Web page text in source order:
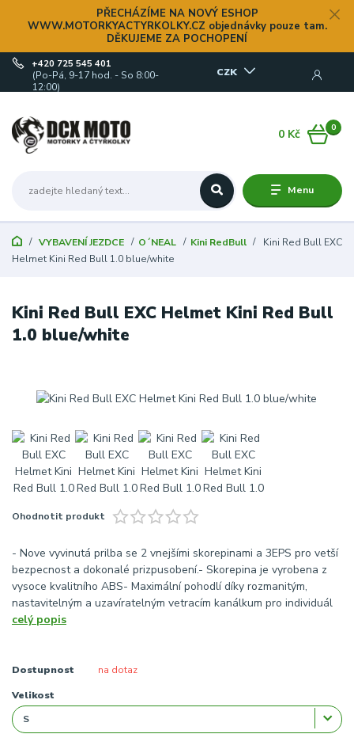
PŘECHÁZÍME NA NOVÝ ESHOP
WWW.MOTORKYACTYRKOLKY.CZ objednávky pouze tam.
DĚKUJEME ZA POCHOPENÍ
Menu
CZK
+420 725 545 401
(Po-Pá, 9-17 hod. - So 8:00-
12:00)
0
0 Kč
VYBAVENÍ JEZDCE O´NEAL Kini RedBull
Kini Red Bull EXC
Helmet Kini Red Bull 1.0 blue/white
Kini Red Bull EXC Helmet Kini Red Bull
1.0 blue/white
Ohodnotit produkt
- Nove vyvinutá prilba se 2 vnejšími skorepinami a 3EPS pro vetší
bezpecnost a dokonalé prizpusobení.- Skorepina je vyrobena z
vysoce kvalitního ABS- Maximální pohodlí díky rozmanitým,
nastavitelným a uzavíratelným vetracím kanálkum pro individuál
celý popis
Dostupnost na dotaz
Velikost